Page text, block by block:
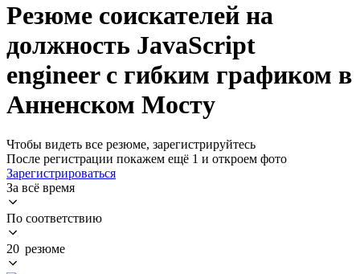
Резюме соискателей на
должность JavaScript
engineer с гибким графиком в
Анненском Мосту
Чтобы видеть все резюме, зарегистрируйтесь
После регистрации покажем ещё 1 и откроем фото
Зарегистрироваться
За всё время
По соответствию
20 резюме